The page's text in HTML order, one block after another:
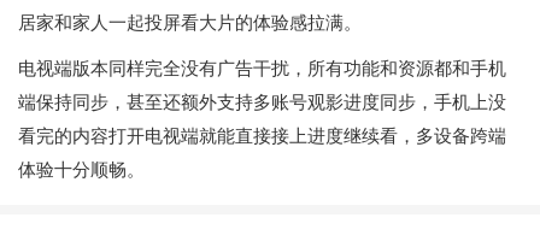
居家和家人一起投屏看大片的体验感拉满。
电视端版本同样完全没有广告干扰，所有功能和资源都和手机
端保持同步，甚至还额外支持多账号观影进度同步，手机上没
看完的内容打开电视端就能直接接上进度继续看，多设备跨端
体验十分顺畅。